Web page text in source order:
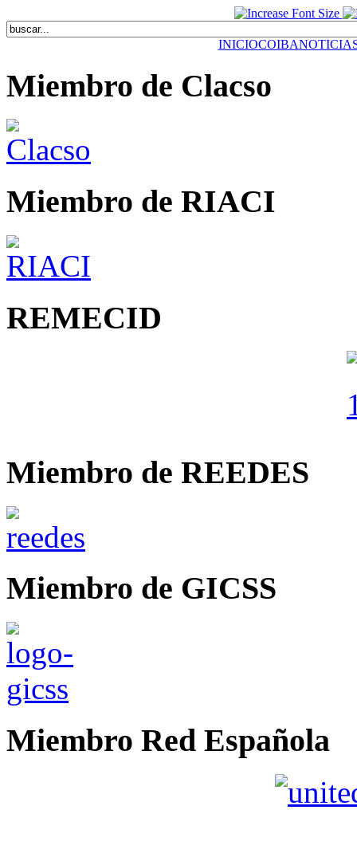
INICIOCOIBA
Miembro de Clacso
Miembro de RIACI
REMECID
Miembro de REEDES
Miembro de GICSS
Miembro Red Española